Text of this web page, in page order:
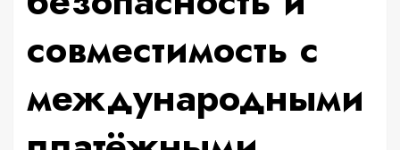
совместимость с
международными